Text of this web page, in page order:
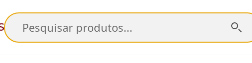
Pesquisar